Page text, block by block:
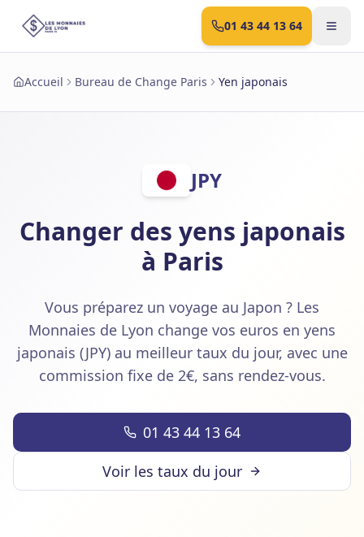
01 43 44 13 64
Accueil Bureau de Change Paris Yen japonais
JPY
Changer des yens japonais
à Paris
Vous préparez un voyage au Japon ? Les
Monnaies de Lyon change vos euros en yens
japonais (JPY) au meilleur taux du jour, avec une
commission fixe de 2€, sans rendez-vous.
01 43 44 13 64
Voir les taux du jour